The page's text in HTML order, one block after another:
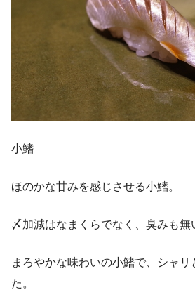
小鰭
ほのかな甘みを感じさせる小鰭。
〆加減はなまくらでなく、臭みも無
まろやかな味わいの小鰭で、シャ
た。